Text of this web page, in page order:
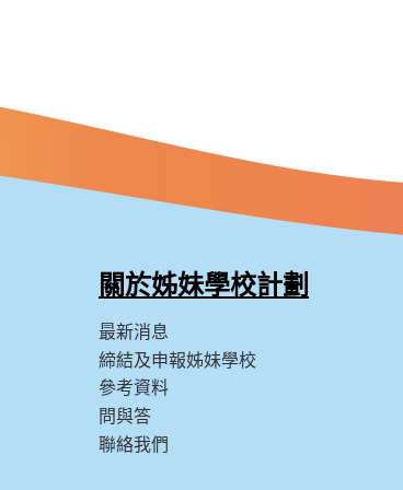
關於姊妹學校計劃
最新消息
締結及申報姊妹學校
參考資料
問與答
聯絡我們